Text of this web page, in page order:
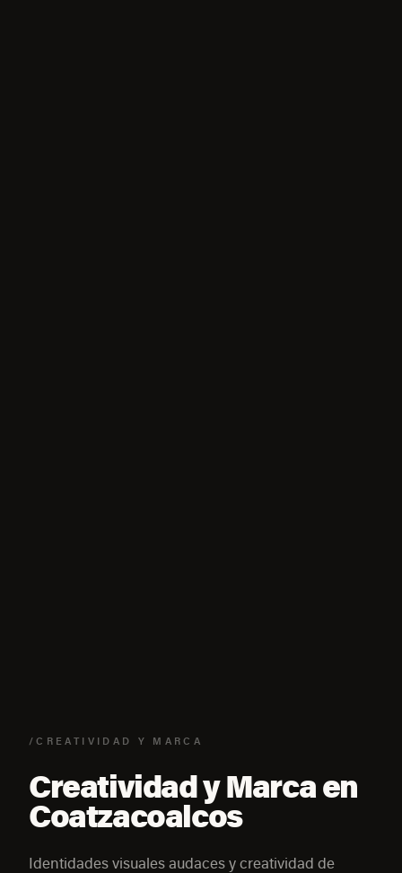
/CREATIVIDAD Y MARCA
Creatividad y Marca en
Coatzacoalcos
Identidades visuales audaces y creatividad de